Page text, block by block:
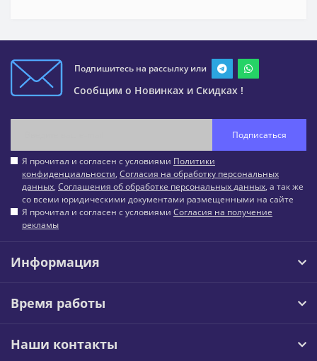
Подпишитесь на рассылку или
Сообщим о Новинках и Скидках !
Подписаться
Я прочитал и согласен с условиями Политики
конфиденциальности, Согласия на обработку персональных
данных, Соглашения об обработке персональных данных, а так же
со всеми юридическими документами размещенными на сайте
Я прочитал и согласен с условиями Согласия на получение
рекламы
Информация
Время работы
Наши контакты